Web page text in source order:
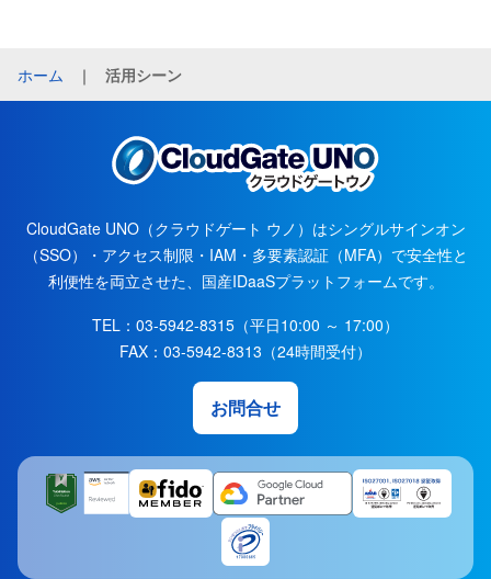
ホーム ｜ 活用シーン
CloudGate UNO（クラウドゲート ウノ）はシングルサインオン
（SSO）・アクセス制限・IAM・多要素認証（MFA）で安全性と
利便性を両立させた、国産IDaaSプラットフォームです。
TEL：03-5942-8315（平日10:00 ～ 17:00）
FAX：03-5942-8313（24時間受付）
お問合せ